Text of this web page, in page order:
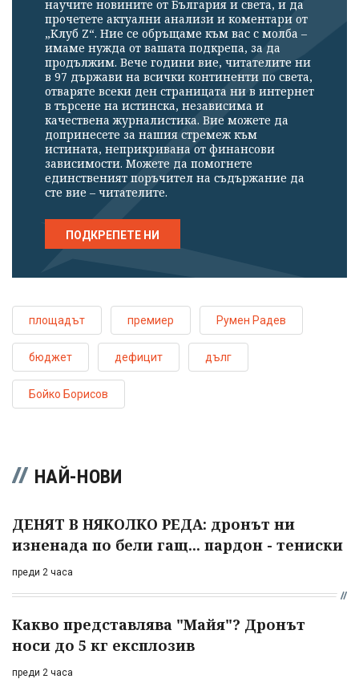
научите новините от България и света, и да
прочетете актуални анализи и коментари от
„Клуб Z“. Ние се обръщаме към вас с молба –
имаме нужда от вашата подкрепа, за да
продължим. Вече години вие, читателите ни
в 97 държави на всички континенти по света,
отваряте всеки ден страницата ни в интернет
в търсене на истинска, независима и
качествена журналистика. Вие можете да
допринесете за нашия стремеж към
истината, неприкривана от финансови
зависимости. Можете да помогнете
единственият поръчител на съдържание да
сте вие – читателите.
ПОДКРЕПЕТЕ НИ
площадът премиер Румен Радев
бюджет дефицит дълг
Бойко Борисов
НАЙ-НОВИ
ДЕНЯТ В НЯКОЛКО РЕДА: дронът ни
изненада по бели гащ... пардон - тениски
преди 2 часа
Какво представлява "Майя"? Дронът
носи до 5 кг експлозив
преди 2 часа